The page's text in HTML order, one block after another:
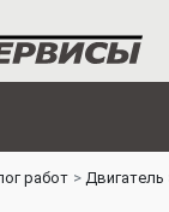
работ Двигатель